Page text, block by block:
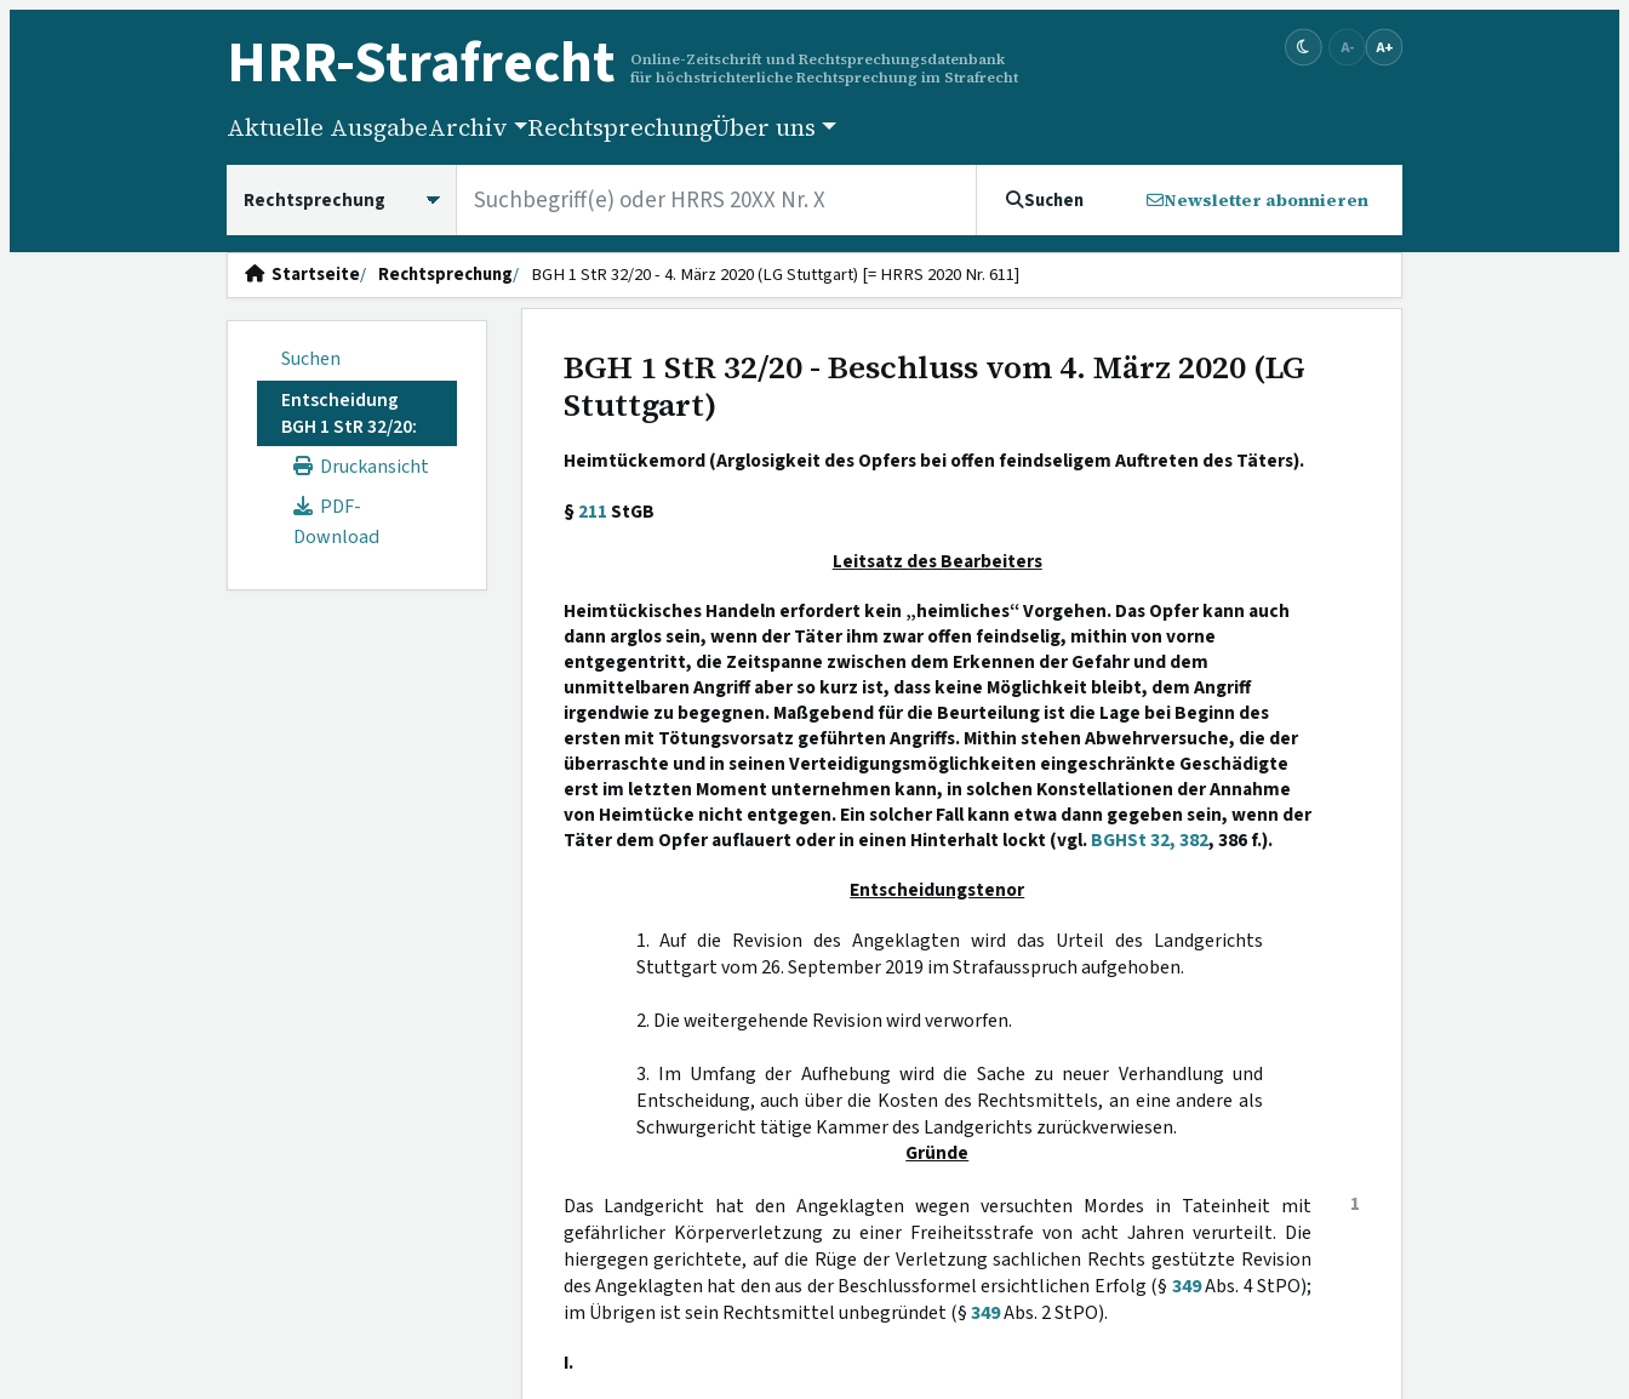
HRR-Strafrecht
Online-Zeitschrift und Rechtsprechungsdatenbank
für höchstrichterliche Rechtsprechung im Strafrecht
A- A+
Aktuelle AusgabeArchiv RechtsprechungÜber uns
Suchen Newsletter abonnieren
Startseite Rechtsprechung BGH 1 StR 32/20 - 4. März 2020 (LG Stuttgart) [= HRRS 2020 Nr. 611]
Suchen
Entscheidung
BGH 1 StR 32/20:
Druckansicht
PDF-
Download
BGH 1 StR 32/20 - Beschluss vom 4. März 2020 (LG
Stuttgart)
Heimtückemord (Arglosigkeit des Opfers bei offen feindseligem Auftreten des Täters).
§211StGB
Leitsatz des Bearbeiters
Heimtückisches Handeln erfordert kein „heimliches“ Vorgehen. Das Opfer kann auch
dann arglos sein, wenn der Täter ihm zwar offen feindselig, mithin von vorne
entgegentritt, die Zeitspanne zwischen dem Erkennen der Gefahr und dem
unmittelbaren Angriff aber so kurz ist, dass keine Möglichkeit bleibt, dem Angriff
irgendwie zu begegnen. Maßgebend für die Beurteilung ist die Lage bei Beginn des
ersten mit Tötungsvorsatz geführten Angriffs. Mithin stehen Abwehrversuche, die der
überraschte und in seinen Verteidigungsmöglichkeiten eingeschränkte Geschädigte
erst im letzten Moment unternehmen kann, in solchen Konstellationen der Annahme
von Heimtücke nicht entgegen. Ein solcher Fall kann etwa dann gegeben sein, wenn der
Täter dem Opfer auflauert oder in einen Hinterhalt lockt (vgl.BGHSt 32, 382, 386 f.).
Entscheidungstenor
1. Auf die Revision des Angeklagten wird das Urteil des Landgerichts
Stuttgart vom 26. September 2019 im Strafausspruch aufgehoben.
2. Die weitergehende Revision wird verworfen.
3. Im Umfang der Aufhebung wird die Sache zu neuer Verhandlung und
Entscheidung, auch über die Kosten des Rechtsmittels, an eine andere als
Schwurgericht tätige Kammer des Landgerichts zurückverwiesen.
Gründe
1
Das Landgericht hat den Angeklagten wegen versuchten Mordes in Tateinheit mit
gefährlicher Körperverletzung zu einer Freiheitsstrafe von acht Jahren verurteilt. Die
hiergegen gerichtete, auf die Rüge der Verletzung sachlichen Rechts gestützte Revision
des Angeklagten hat den aus der Beschlussformel ersichtlichen Erfolg (§ 349Abs. 4 StPO);
im Übrigen ist sein Rechtsmittel unbegründet (§349Abs. 2 StPO).
I.